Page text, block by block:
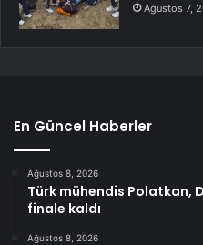
Ağustos 7,
En Güncel Haberler
Ağustos 8, 2026
Türk mühendis Polatkan,
finale kaldı
Ağustos 8, 2026